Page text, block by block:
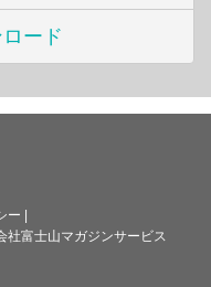
ード
ー
社富士山マガジンサービス